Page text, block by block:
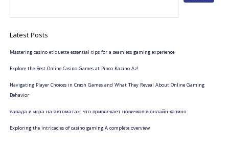
Latest Posts
Mastering casino etiquette essential tips for a seamless gaming experience
Explore the Best Online Casino Games at Pinco Kazino Az!
Navigating Player Choices in Crash Games and What They Reveal About Online Gaming
Behavior
вавада и игра на автоматах: что привлекает новичков в онлайн-казино
Exploring the intricacies of casino gaming A complete overview